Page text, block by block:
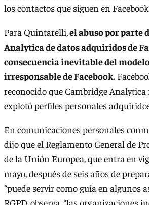
los contactos que siguen en
Para Quintarelli,el abuso por parte
Analytica de datos adquiridos de
consecuencia inevitable del
irresponsable de Facebook.
reconocido que Cambridge Analytica
explotó perfiles personales
En comunicaciones personales
dijo que el Reglamento General de
de la Unión Europea, que entra en
mayo, después de seis años de
“puede servir como guía en algunos